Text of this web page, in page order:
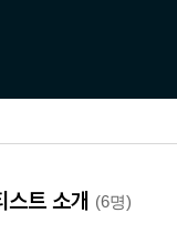
스트 소개 (6명)